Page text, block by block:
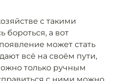
с такими
бороться, а вот
может стать
всё на своём пути,
только ручным